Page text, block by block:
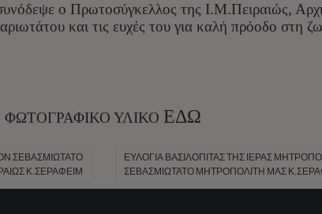
ο Πρωτοσύγκελλος της Ι.Μ.Πειραιώς,
και τις ευχές του για καλή πρόοδο στη
ΦΩΤΟΓΡΑΦΙΚΟ ΥΛΙΚΟ ΕΔΩ
ΣΕΒΑΣΜΙΏΤΑΤΟ
Κ.ΣΕΡΑΦΕΊΜ
ΕΥΛΟΓΊΑ ΒΑΣΙΛΌΠΙΤΑΣ ΤΗΣ ΙΕΡΆΣ
ΣΕΒΑΣΜΙΏΤΑΤΟ ΜΗΤΡΟΠΟΛΊΤΗ ΜΑΣ